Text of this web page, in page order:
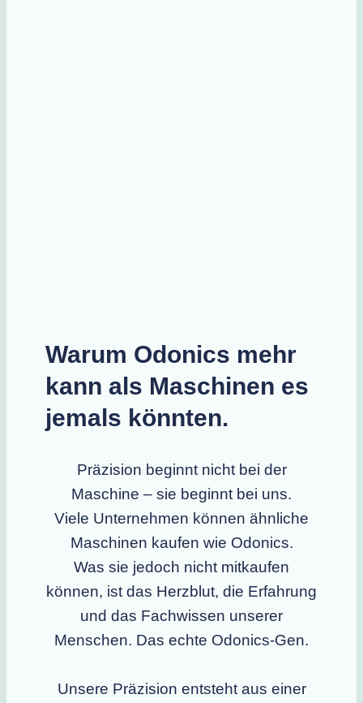
Warum Odonics mehr
kann als Maschinen es
jemals könnten.
Präzision beginnt nicht bei der
Maschine – sie beginnt bei uns.
Viele Unternehmen können ähnliche
Maschinen kaufen wie Odonics.
Was sie jedoch nicht mitkaufen
können, ist das Herzblut, die Erfahrung
und das Fachwissen unserer
Menschen. Das echte Odonics-Gen.
Unsere Präzision entsteht aus einer